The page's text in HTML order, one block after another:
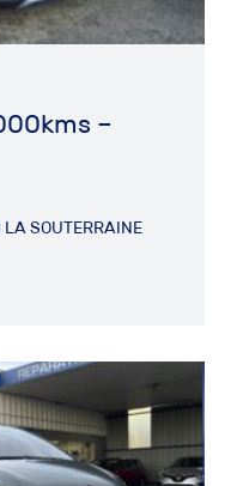
–
SOUTERRAINE